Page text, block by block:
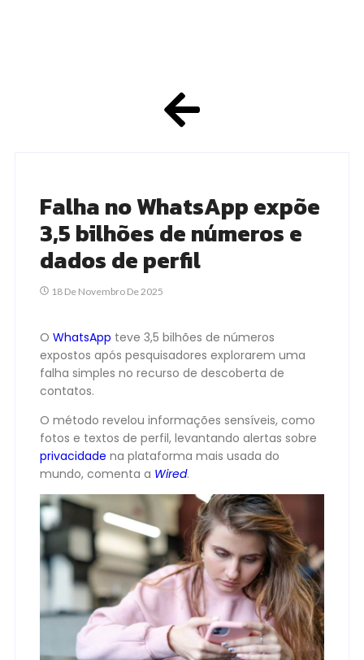
Falha no WhatsApp expõe
3,5 bilhões de números e
dados de perfil
18 De Novembro De 2025
O WhatsApp teve 3,5 bilhões de números
expostos após pesquisadores explorarem uma
falha simples no recurso de descoberta de
contatos.
O método revelou informações sensíveis, como
fotos e textos de perfil, levantando alertas sobre
privacidade na plataforma mais usada do
mundo, comenta a Wired.